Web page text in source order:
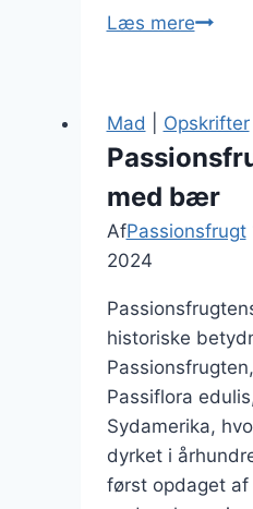
Læs mere
for
smag
Mad Opskrifter
med bær
AfPassionsfrugt
2024
historiske
Passiflora
Sydamerika,
dyrket i
først opdaget